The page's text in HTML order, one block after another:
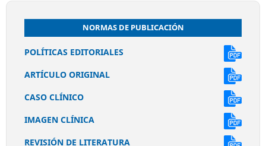
NORMAS DE PUBLICACIÓN
POLÍTICAS EDITORIALES
ARTÍCULO ORIGINAL
CASO CLÍNICO
IMAGEN CLÍNICA
REVISIÓN DE LITERATURA